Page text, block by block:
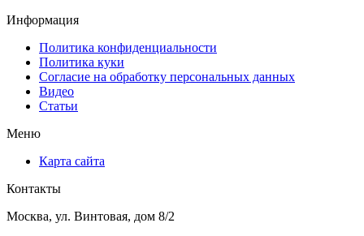
Информация
Политика конфиденциальности
Политика куки
Согласие на обработку персональных данных
Видео
Статьи
Меню
Карта сайта
Контакты
Москва, ул. Винтовая, дом 8/2